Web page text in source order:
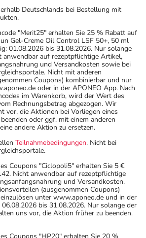
Deutschlands bei Bestellung mit
"Merit25" erhalten Sie 25 % Rabatt auf
Gel-Creme Oil Control LSF 50+, 50 ml
01.08.2026 bis 31.08.2026. Nur solange
anwendbar auf rezeptpflichtige Artikel,
und Versandkosten sowie bei
Nicht mit anderen
Coupons) kombinierbar und nur
oder in der APONEO App. Nach
im Warenkorb, wird der Wert des
Rechnungsbetrag abgezogen. Wir
vor, die Aktionen bei Vorliegen eines
oder ggf. mit einem anderen
andere Aktion zu ersetzen.
Teilnahmebedingungen. Nicht bei
Coupons "Ciclopoli5" erhalten Sie 5 €
Nicht anwendbar auf rezeptpflichtige
und Versandkosten.
(ausgenommen Coupons)
unter www.aponeo.de und in der
bis 31.08.2026. Nur solange der
uns vor, die Aktion früher zu beenden.